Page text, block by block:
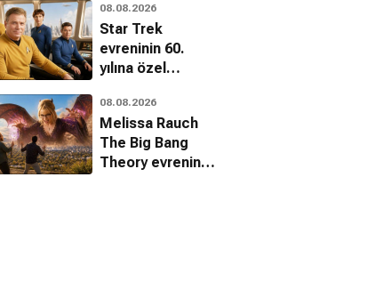
American Horror
Story
kadrosundan
ayrıldı
08.08.2026
Star Trek
evreninin 60.
yılına özel
Center Seat II
geliyor
08.08.2026
Melissa Rauch
The Big Bang
Theory evrenine